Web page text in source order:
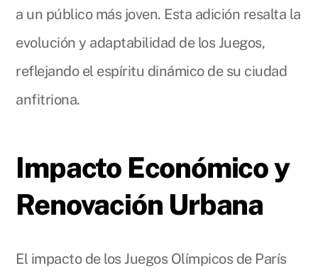
a un público más joven. Esta adición resalta la
evolución y adaptabilidad de los Juegos,
reflejando el espíritu dinámico de su ciudad
anfitriona.
Impacto Económico y
Renovación Urbana
El impacto de los Juegos Olímpicos de París